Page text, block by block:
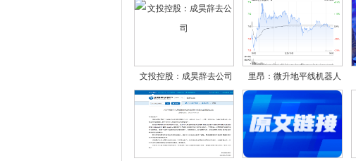
文投控股：成昊辞去公司 里昂：微升地平线机器人